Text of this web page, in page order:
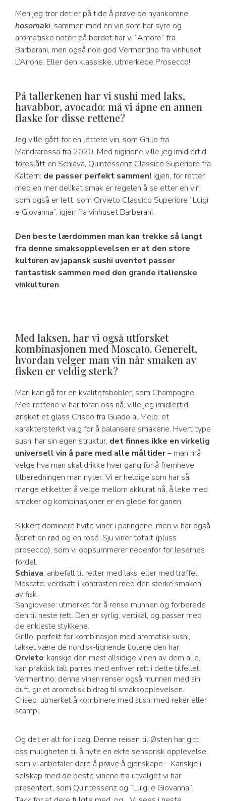
Men jeg tror det er på tide å prøve de nyankomne
hosomaki, sammen med en vin som har syre og
aromatiske noter: på bordet har vi “Amore” fra
Barberani, men også noe god Vermentino fra vinhuset
L’Airone. Eller den klassiske, utmerkede Prosecco!
På tallerkenen har vi sushi med laks,
havabbor, avocado: må vi åpne en annen
flaske for disse rettene?
Jeg ville gått for en lettere vin, som Grillo fra
Mandrarossa fra 2020. Med nigiriene ville jeg imidlertid
foreslått en Schiava, Quintessenz Classico Superiore fra
Kaltern: de passer perfekt sammen! Igjen, for retter
med en mer delikat smak er regelen å se etter en vin
som også er lett, som Orvieto Classico Superiore “Luigi
e Giovanna”, igjen fra vinhuset Barberani.
Den beste lærdommen man kan trekke så langt
fra denne smaksopplevelsen er at den store
kulturen av japansk sushi uventet passer
fantastisk sammen med den grande italienske
vinkulturen.
Med laksen, har vi også utforsket
kombinasjonen med Moscato. Generelt,
hvordan velger man vin når smaken av
fisken er veldig sterk?
Man kan gå for en kvalitetsbobler, som Champagne.
Med rettene vi har foran oss nå, ville jeg imidlertid
ønsket et glass Criseo fra Guado al Melo: et
karaktersterkt valg for å balansere smakene. Hvert type
sushi har sin egen struktur, det finnes ikke en virkelig
universell vin å pare med alle måltider– man må
velge hva man skal drikke hver gang for å fremheve
tilberedningen man nyter. Vi er heldige som har så
mange etiketter å velge mellom akkurat nå, å leke med
smaker og kombinasjoner er en glede for ganen.
Sikkert dominere hvite viner i paringene, men vi har også
åpnet en rød og en rosé. Sju viner totalt (pluss
prosecco), som vi oppsummerer nedenfor for lesernes
fordel.
Schiava: anbefalt til retter med laks, eller med trøffel.
Moscato: verdsatt i kontrasten med den sterke smaken
av fisk.
Sangiovese: utmerket for å rense munnen og forberede
den til neste rett. Den er syrlig, vertikal, og passer med
de enkleste stykkene.
Grillo: perfekt for kombinasjon med aromatisk sushi,
takket være de nordisk-lignende tiolene den har.
Orvieto: kanskje den mest allsidige vinen av dem alle,
kan praktisk talt parres med enhver rett i dette tilfellet.
Vermentino: denne vinen renser også munnen med sin
duft, gir et aromatisk bidrag til smaksopplevelsen.
Criseo: utmerket å kombinere med sushi med reker eller
scampi.
Og det er alt for i dag! Denne reisen til Østen har gitt
oss muligheten til å nyte en ekte sensorisk opplevelse,
som vi anbefaler dere å prøve å gjenskape – Kanskje i
selskap med de beste vinene fra utvalget vi har
presentert, som Quintessenz og “Luigi e Giovanna”.